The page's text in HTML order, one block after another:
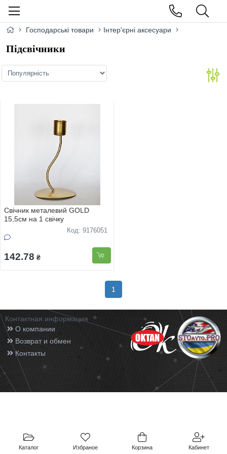
Каталог Избраное Корзина Кабинет
Господарські товари Інтер'єрні аксесуари
Підсвічники
Свiчник металевий GOLD
15,5см на 1 свiчку
Код: 9176051
142.78 ₴
1
Контактная информация
О компании
Возврат и обмен
Контакты